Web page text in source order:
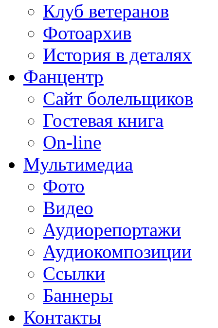
Клуб ветеранов
Фотоархив
История в деталях
Фанцентр
Сайт болельщиков
Гостевая книга
On-line
Мультимедиа
Фото
Видео
Аудиорепортажи
Аудиокомпозиции
Ссылки
Баннеры
Контакты